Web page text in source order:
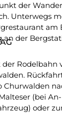
der
Unterwegs
am
an der
Rodelbahn
Churwalden
(bei
oder